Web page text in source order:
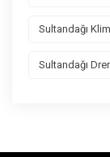
Sultandağı
Sultandağı